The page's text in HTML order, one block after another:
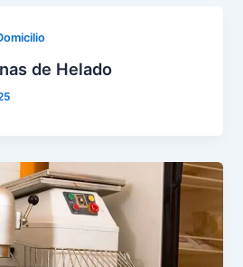
de Helado